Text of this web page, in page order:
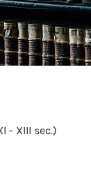
- XIII sec.)